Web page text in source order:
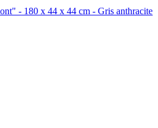
- 180 x 44 x 44 cm - Gris anthracite